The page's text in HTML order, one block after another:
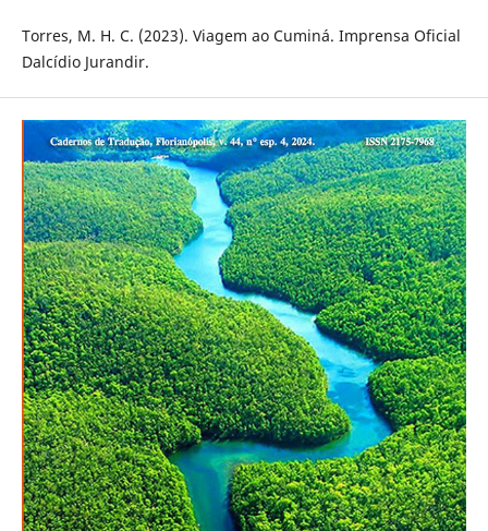
Torres, M. H. C. (2023). Viagem ao Cuminá. Imprensa Oficial
Dalcídio Jurandir.